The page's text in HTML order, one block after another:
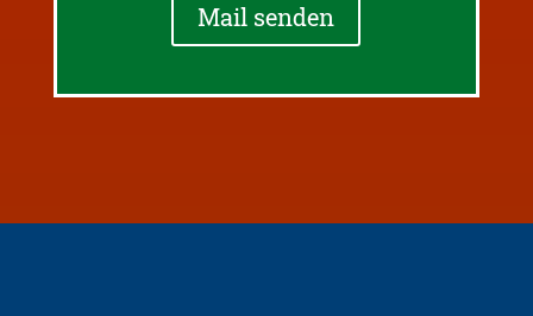
Mail senden